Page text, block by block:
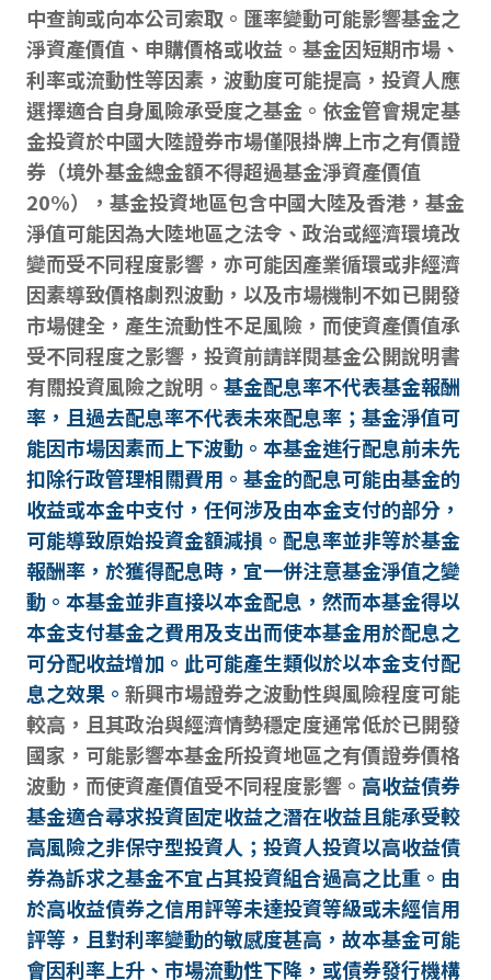
中查詢或向本公司索取。匯率變動可能影響基金之
淨資產價值、申購價格或收益。基金因短期市場、
利率或流動性等因素，波動度可能提高，投資人應
選擇適合自身風險承受度之基金。依金管會規定基
金投資於中國大陸證券市場僅限掛牌上市之有價證
券（境外基金總金額不得超過基金淨資產價值
20%），基金投資地區包含中國大陸及香港，基金
淨值可能因為大陸地區之法令、政治或經濟環境改
變而受不同程度影響，亦可能因產業循環或非經濟
因素導致價格劇烈波動，以及市場機制不如已開發
市場健全，產生流動性不足風險，而使資產價值承
受不同程度之影響，投資前請詳閱基金公開說明書
有關投資風險之說明。 基金配息率不代表基金報酬
率，且過去配息率不代表未來配息率；基金淨值可
能因市場因素而上下波動。本基金進行配息前未先
扣除行政管理相關費用。基金的配息可能由基金的
收益或本金中支付，任何涉及由本金支付的部分，
可能導致原始投資金額減損。配息率並非等於基金
報酬率，於獲得配息時，宜一併注意基金淨值之變
動。本基金並非直接以本金配息，然而本基金得以
本金支付基金之費用及支出而使本基金用於配息之
可分配收益增加。此可能產生類似於以本金支付配
息之效果。 新興市場證券之波動性與風險程度可能
較高，且其政治與經濟情勢穩定度通常低於已開發
國家，可能影響本基金所投資地區之有價證券價格
波動，而使資產價值受不同程度影響。 高收益債券
基金適合尋求投資固定收益之潛在收益且能承受較
高風險之非保守型投資人；投資人投資以高收益債
券為訴求之基金不宜占其投資組合過高之比重。由
於高收益債券之信用評等未達投資等級或未經信用
評等，且對利率變動的敏感度甚高，故本基金可能
會因利率上升、市場流動性下降，或債券發行機構